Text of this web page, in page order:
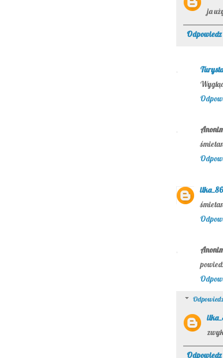
ja
Odpowiedz
Turysta
ilka_86
Odpowiedz